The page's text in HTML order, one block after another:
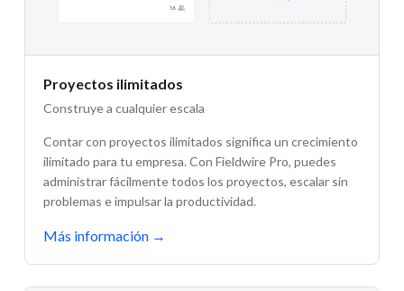
Proyectos ilimitados
Construye a cualquier escala
Contar con proyectos ilimitados significa un crecimiento
ilimitado para tu empresa. Con Fieldwire Pro, puedes
administrar fácilmente todos los proyectos, escalar sin
problemas e impulsar la productividad.
Más información →